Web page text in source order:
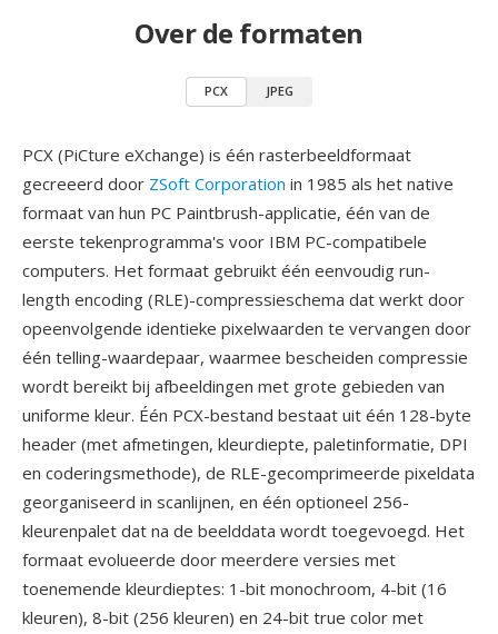
Over de formaten
PCX JPEG
PCX (PiCture eXchange) is één rasterbeeldformaat
gecreeerd door ZSoft Corporation in 1985 als het native
formaat van hun PC Paintbrush-applicatie, één van de
eerste tekenprogramma's voor IBM PC-compatibele
computers. Het formaat gebruikt één eenvoudig run-
length encoding (RLE)-compressieschema dat werkt door
opeenvolgende identieke pixelwaarden te vervangen door
één telling-waardepaar, waarmee bescheiden compressie
wordt bereikt bij afbeeldingen met grote gebieden van
uniforme kleur. Één PCX-bestand bestaat uit één 128-byte
header (met afmetingen, kleurdiepte, paletinformatie, DPI
en coderingsmethode), de RLE-gecomprimeerde pixeldata
georganiseerd in scanlijnen, en één optioneel 256-
kleurenpalet dat na de beelddata wordt toegevoegd. Het
formaat evolueerde door meerdere versies met
toenemende kleurdieptes: 1-bit monochroom, 4-bit (16
kleuren), 8-bit (256 kleuren) en 24-bit true color met